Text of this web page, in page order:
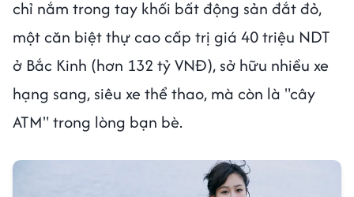
chỉ nắm trong tay khối bất động sản đắt đỏ,
một căn biệt thự cao cấp trị giá 40 triệu NDT
ở Bắc Kinh (hơn 132 tỷ VNĐ), sở hữu nhiều xe
hạng sang, siêu xe thể thao, mà còn là "cây
ATM" trong lòng bạn bè.